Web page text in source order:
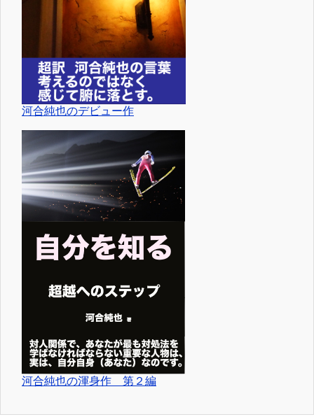
河合純也のデビュー作
河合純也の渾身作 第２編